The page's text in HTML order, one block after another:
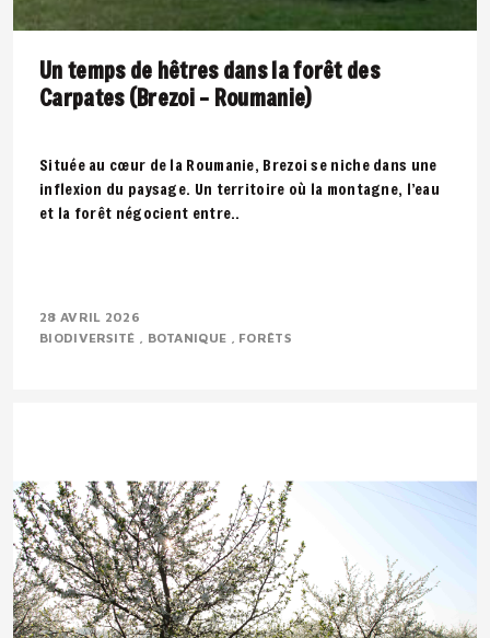
Un temps de hêtres dans la forêt des
Carpates (Brezoi – Roumanie)
Située au cœur de la Roumanie, Brezoi se niche dans une
inflexion du paysage. Un territoire où la montagne, l’eau
et la forêt négocient entre..
28 AVRIL 2026
BIODIVERSITÉ
BOTANIQUE FORÊTS